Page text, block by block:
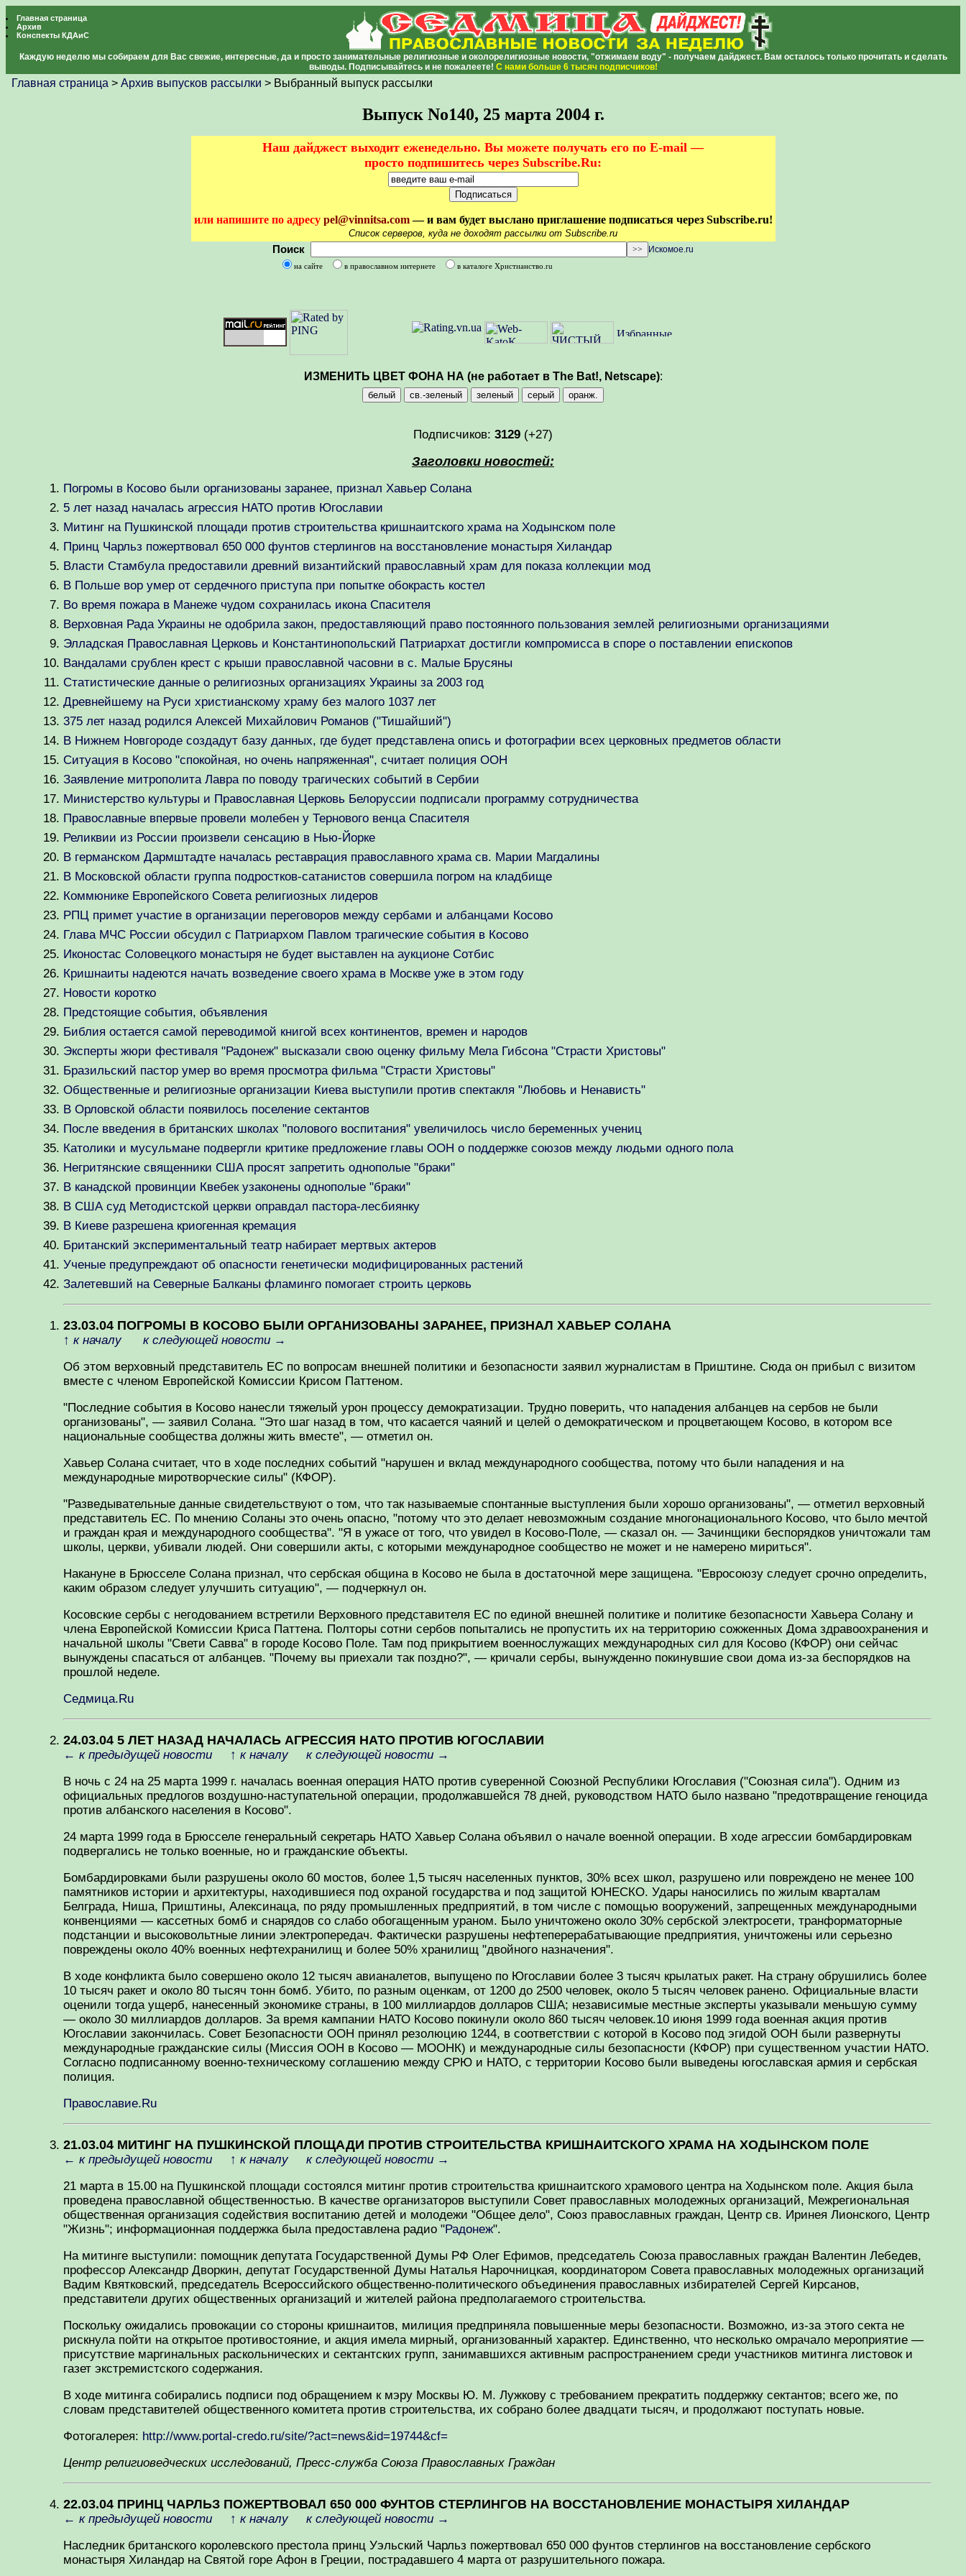
Главная страница
Архив
Конспекты КДАиС
Каждую неделю мы собираем для Вас свежие, интересные, да и просто занимательные религиозные и околорелигиозные новости, "отжимаем воду" - получаем дайджест. Вам осталось только прочитать и сделать
выводы. Подписывайтесь и не пожалеете! С нами больше 6 тысяч подписчиков!
Главная страница > Архив выпусков рассылки > Выбранный выпуск рассылки
Выпуск No140, 25 марта 2004 г.
Наш дайджест выходит еженедельно. Вы можете получать его по E-mail —
просто подпишитесь через Subscribe.Ru:
или напишите по адресу pel@vinnitsa.com — и вам будет выслано приглашение подписаться через Subscribe.ru!
Список серверов, куда не доходят рассылки от Subscribe.ru
Поиск Искомое.ru
на сайте в православном интернете в каталоге Христианство.ru
ИЗМЕНИТЬ ЦВЕТ ФОНА НА (не работает в The Bat!, Netscape):
Подписчиков: 3129 (+27)
Заголовки новостей:
Погромы в Косово были организованы заранее, признал Хавьер Солана
5 лет назад началась агрессия НАТО против Югославии
Митинг на Пушкинской площади против строительства кришнаитского храма на Ходынском поле
Принц Чарльз пожертвовал 650 000 фунтов стерлингов на восстановление монастыря Хиландар
Власти Стамбула предоставили древний византийский православный храм для показа коллекции мод
В Польше вор умер от сердечного приступа при попытке обокрасть костел
Во время пожара в Манеже чудом сохранилась икона Спасителя
Верховная Рада Украины не одобрила закон, предоставляющий право постоянного пользования землей религиозными организациями
Элладская Православная Церковь и Константинопольский Патриархат достигли компромисса в споре о поставлении епископов
Вандалами срублен крест с крыши православной часовни в с. Малые Брусяны
Статистические данные о религиозных организациях Украины за 2003 год
Древнейшему на Руси христианскому храму без малого 1037 лет
375 лет назад родился Алексей Михайлович Романов ("Тишайший")
В Нижнем Новгороде создадут базу данных, где будет представлена опись и фотографии всех церковных предметов области
Ситуация в Косово "спокойная, но очень напряженная", считает полиция ООН
Заявление митрополита Лавра по поводу трагических событий в Сербии
Министерство культуры и Православная Церковь Белоруссии подписали программу сотрудничества
Православные впервые провели молебен у Тернового венца Спасителя
Реликвии из России произвели сенсацию в Нью-Йорке
В германском Дармштадте началась реставрация православного храма св. Марии Магдалины
В Московской области группа подростков-сатанистов совершила погром на кладбище
Коммюнике Европейского Совета религиозных лидеров
РПЦ примет участие в организации переговоров между сербами и албанцами Косово
Глава МЧС России обсудил с Патриархом Павлом трагические события в Косово
Иконостас Соловецкого монастыря не будет выставлен на аукционе Сотбис
Кришнаиты надеются начать возведение своего храма в Москве уже в этом году
Новости коротко
Предстоящие события, объявления
Библия остается самой переводимой книгой всех континентов, времен и народов
Эксперты жюри фестиваля "Радонеж" высказали свою оценку фильму Мела Гибсона "Страсти Христовы"
Бразильский пастор умер во время просмотра фильма "Страсти Христовы"
Общественные и религиозные организации Киева выступили против спектакля "Любовь и Ненависть"
В Орловской области появилось поселение сектантов
После введения в британских школах "полового воспитания" увеличилось число беременных учениц
Католики и мусульмане подвергли критике предложение главы ООН о поддержке союзов между людьми одного пола
Негритянские священники США просят запретить однополые "браки"
В канадской провинции Квебек узаконены однополые "браки"
В США суд Методистской церкви оправдал пастора-лесбиянку
В Киеве разрешена криогенная кремация
Британский экспериментальный театр набирает мертвых актеров
Ученые предупреждают об опасности генетически модифицированных растений
Залетевший на Северные Балканы фламинго помогает строить церковь
23.03.04 ПОГРОМЫ В КОСОВО БЫЛИ ОРГАНИЗОВАНЫ ЗАРАНЕЕ, ПРИЗНАЛ ХАВЬЕР СОЛАНА
↑ к началу к следующей новости →
Об этом верховный представитель ЕС по вопросам внешней политики и безопасности заявил журналистам в Приштине. Сюда он прибыл с визитом
вместе с членом Европейской Комиссии Крисом Паттеном.
"Последние события в Косово нанесли тяжелый урон процессу демократизации. Трудно поверить, что нападения албанцев на сербов не были
организованы", — заявил Солана. "Это шаг назад в том, что касается чаяний и целей о демократическом и процветающем Косово, в котором все
национальные сообщества должны жить вместе", — отметил он.
Хавьер Солана считает, что в ходе последних событий "нарушен и вклад международного сообщества, потому что были нападения и на
международные миротворческие силы" (КФОР).
"Разведывательные данные свидетельствуют о том, что так называемые спонтанные выступления были хорошо организованы", — отметил верховный
представитель ЕС. По мнению Соланы это очень опасно, "потому что это делает невозможным создание многонационального Косово, что было мечтой
и граждан края и международного сообщества". "Я в ужасе от того, что увидел в Косово-Поле, — сказал он. — Зачинщики беспорядков уничтожали там
школы, церкви, убивали людей. Они совершили акты, с которыми международное сообщество не может и не намерено мириться".
Накануне в Брюсселе Солана признал, что сербская община в Косово не была в достаточной мере защищена. "Евросоюзу следует срочно определить,
каким образом следует улучшить ситуацию", — подчеркнул он.
Косовские сербы с негодованием встретили Верховного представителя ЕС по единой внешней политике и политике безопасности Хавьера Солану и
члена Европейской Комиссии Криса Паттена. Полторы сотни сербов попытались не пропустить их на территорию сожженных Дома здравоохранения и
начальной школы "Свети Савва" в городе Косово Поле. Там под прикрытием военнослужащих международных сил для Косово (КФОР) они сейчас
вынуждены спасаться от албанцев. "Почему вы приехали так поздно?", — кричали сербы, вынужденно покинувшие свои дома из-за беспорядков на
прошлой неделе.
Седмица.Ru
24.03.04 5 ЛЕТ НАЗАД НАЧАЛАСЬ АГРЕССИЯ НАТО ПРОТИВ ЮГОСЛАВИИ
← к предыдущей новости ↑ к началу к следующей новости →
В ночь с 24 на 25 марта 1999 г. началась военная операция НАТО против суверенной Союзной Республики Югославия ("Союзная сила"). Одним из
официальных предлогов воздушно-наступательной операции, продолжавшейся 78 дней, руководством НАТО было названо "предотвращение геноцида
против албанского населения в Косово".
24 марта 1999 года в Брюсселе генеральный секретарь НАТО Хавьер Солана объявил о начале военной операции. В ходе агрессии бомбардировкам
подвергались не только военные, но и гражданские объекты.
Бомбардировками были разрушены около 60 мостов, более 1,5 тысяч населенных пунктов, 30% всех школ, разрушено или повреждено не менее 100
памятников истории и архитектуры, находившиеся под охраной государства и под защитой ЮНЕСКО. Удары наносились по жилым кварталам
Белграда, Ниша, Приштины, Алексинаца, по ряду промышленных предприятий, в том числе с помощью вооружений, запрещенных международными
конвенциями — кассетных бомб и снарядов со слабо обогащенным ураном. Было уничтожено около 30% сербской электросети, транформаторные
подстанции и высоковольтные линии электропередач. Фактически разрушены нефтеперерабатывающие предприятия, уничтожены или серьезно
повреждены около 40% военных нефтехранилищ и более 50% хранилищ "двойного назначения".
В ходе конфликта было совершено около 12 тысяч авианалетов, выпущено по Югославии более 3 тысяч крылатых ракет. На страну обрушились более
10 тысяч ракет и около 80 тысяч тонн бомб. Убито, по разным оценкам, от 1200 до 2500 человек, около 5 тысяч человек ранено. Официальные власти
оценили тогда ущерб, нанесенный экономике страны, в 100 миллиардов долларов США; независимые местные эксперты указывали меньшую сумму
— около 30 миллиардов долларов. За время кампании НАТО Косово покинули около 860 тысяч человек.10 июня 1999 года военная акция против
Югославии закончилась. Совет Безопасности ООН принял резолюцию 1244, в соответствии с которой в Косово под эгидой ООН были развернуты
международные гражданские силы (Миссия ООН в Косово — МООНК) и международные силы безопасности (КФОР) при существенном участии НАТО.
Согласно подписанному военно-техническому соглашению между СРЮ и НАТО, с территории Косово были выведены югославская армия и сербская
полиция.
Православие.Ru
21.03.04 МИТИНГ НА ПУШКИНСКОЙ ПЛОЩАДИ ПРОТИВ СТРОИТЕЛЬСТВА КРИШНАИТСКОГО ХРАМА НА ХОДЫНСКОМ ПОЛЕ
← к предыдущей новости ↑ к началу к следующей новости →
21 марта в 15.00 на Пушкинской площади состоялся митинг против строительства кришнаитского храмового центра на Ходынском поле. Акция была
проведена православной общественностью. В качестве организаторов выступили Совет православных молодежных организаций, Межрегиональная
общественная организация содействия воспитанию детей и молодежи "Общее дело", Союз православных граждан, Центр св. Иринея Лионского, Центр
"Жизнь"; информационная поддержка была предоставлена радио "Радонеж".
На митинге выступили: помощник депутата Государственной Думы РФ Олег Ефимов, председатель Союза православных граждан Валентин Лебедев,
профессор Александр Дворкин, депутат Государственной Думы Наталья Нарочницкая, координатором Совета православных молодежных организаций
Вадим Квятковский, председатель Всероссийского общественно-политического объединения православных избирателей Сергей Кирсанов,
представители других общественных организаций и жителей района предполагаемого строительства.
Поскольку ожидались провокации со стороны кришнаитов, милиция предприняла повышенные меры безопасности. Возможно, из-за этого секта не
рискнула пойти на открытое противостояние, и акция имела мирный, организованный характер. Единственно, что несколько омрачало мероприятие —
присутствие маргинальных раскольнических и сектантских групп, занимавшихся активным распространением среди участников митинга листовок и
газет экстремистского содержания.
В ходе митинга собирались подписи под обращением к мэру Москвы Ю. М. Лужкову с требованием прекратить поддержку сектантов; всего же, по
словам представителей общественного комитета против строительства, их собрано более двадцати тысяч, и продолжают поступать новые.
Фотогалерея: http://www.portal-credo.ru/site/?act=news&id=19744&cf=
Центр религиоведческих исследований, Пресс-служба Союза Православных Граждан
22.03.04 ПРИНЦ ЧАРЛЬЗ ПОЖЕРТВОВАЛ 650 000 ФУНТОВ СТЕРЛИНГОВ НА ВОССТАНОВЛЕНИЕ МОНАСТЫРЯ ХИЛАНДАР
← к предыдущей новости ↑ к началу к следующей новости →
Наследник британского королевского престола принц Уэльский Чарльз пожертвовал 650 000 фунтов стерлингов на восстановление сербского
монастыря Хиландар на Святой горе Афон в Греции, пострадавшего 4 марта от разрушительного пожара.